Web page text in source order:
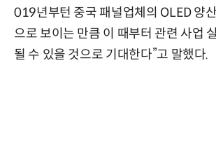
019년부턴 중국 패널업체의 OLED 양
으로 보이는 만큼 이 때부터 관련 사업
될 수 있을 것으로 기대한다”고 말했다.